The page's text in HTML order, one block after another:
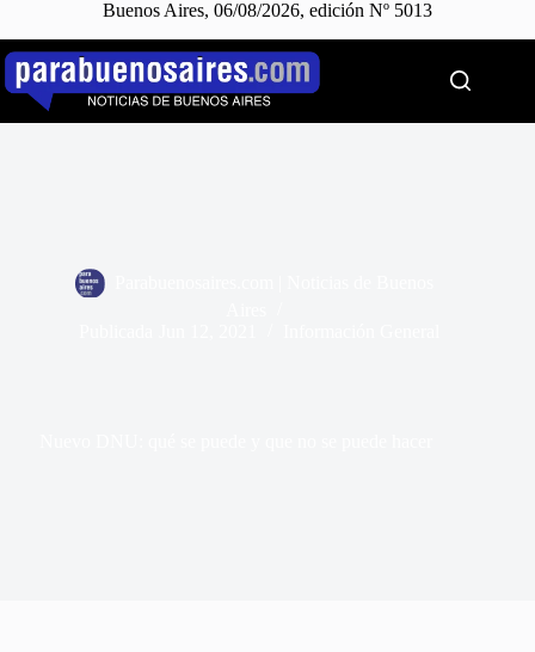
Buenos Aires, 06/08/2026, edición Nº 5013
Saltar
contenido